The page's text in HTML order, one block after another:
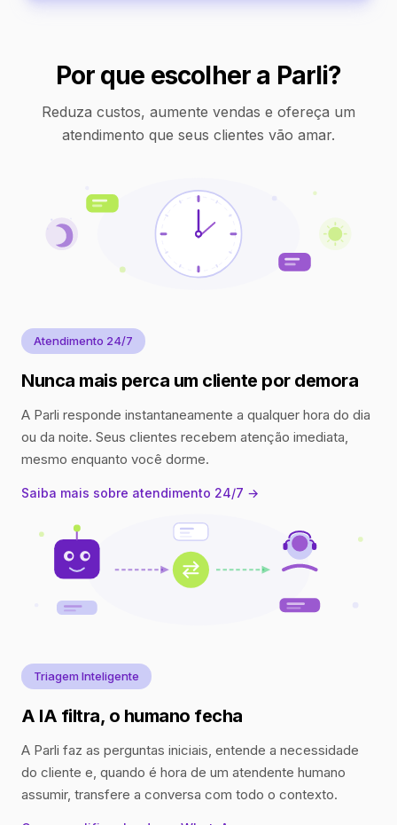
Por que escolher a Parli?
Reduza custos, aumente vendas e ofereça um
atendimento que seus clientes vão amar.
Atendimento 24/7
Nunca mais perca um cliente por demora
A Parli responde instantaneamente a qualquer hora do dia
ou da noite. Seus clientes recebem atenção imediata,
mesmo enquanto você dorme.
Saiba mais sobre atendimento 24/7 →
Triagem Inteligente
A IA filtra, o humano fecha
A Parli faz as perguntas iniciais, entende a necessidade
do cliente e, quando é hora de um atendente humano
assumir, transfere a conversa com todo o contexto.